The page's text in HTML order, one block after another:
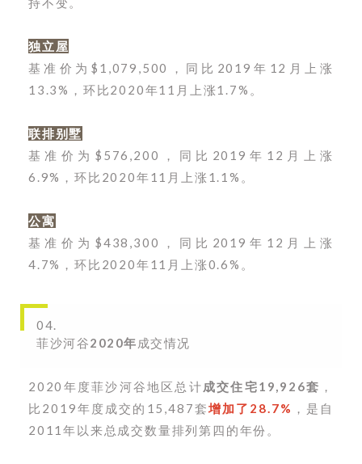
独立屋
基准价为$1,079,500，同比2019年12月上涨
13.3%，环比2020年11月上涨1.7%。
联排别墅
基准价为$576,200，同比2019年12月上涨
6.9%，环比2020年11月上涨1.1%。
公寓
基准价为$438,300，同比2019年12月上涨
4.7%，环比2020年11月上涨0.6%。
04.
菲沙河谷2020年 成交情况
2020年度菲沙河谷地区总计 成交住宅19,926套
比2019年度成交的15,487套增加了28.7%
，是自
2011年以来总成交数量排列第四的年份。